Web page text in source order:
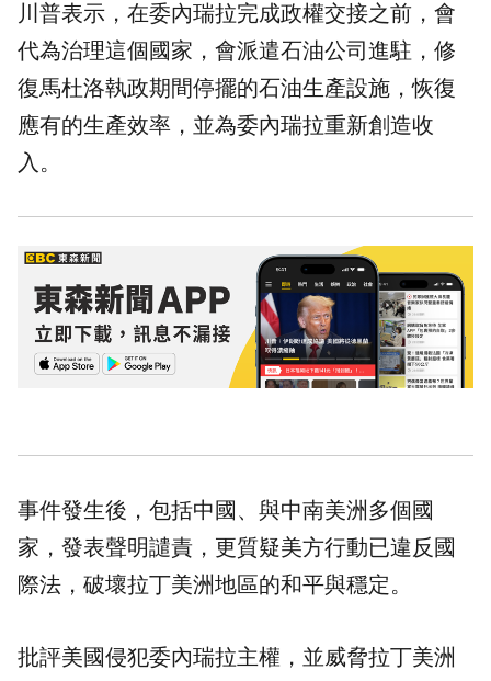
川普表示，在委內瑞拉完成政權交接之前，會
代為治理這個國家，會派遣石油公司進駐，修
復馬杜洛執政期間停擺的石油生產設施，恢復
應有的生產效率，並為委內瑞拉重新創造收
入。
事件發生後，包括中國、與中南美洲多個國
家，發表聲明譴責，更質疑美方行動已違反國
際法，破壞拉丁美洲地區的和平與穩定。
批評美國侵犯委內瑞拉主權，並威脅拉丁美洲